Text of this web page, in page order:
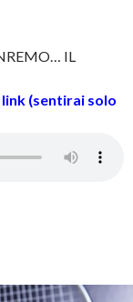
IL
(sentirai solo